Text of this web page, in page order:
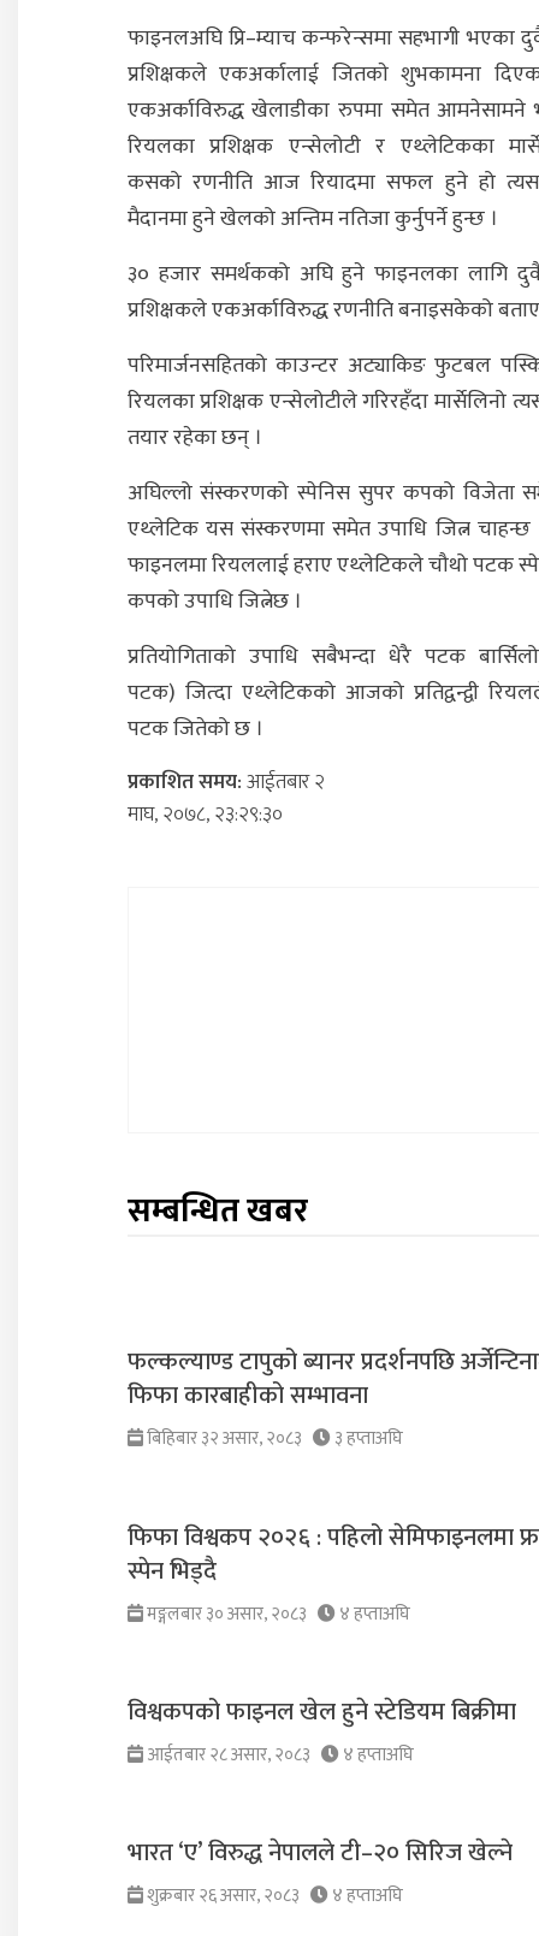
फाइनलअघि प्रि–म्याच कन्फरेन्समा सहभागी भएका
प्रशिक्षकले एकअर्कालाई जितकाे शुभकामना
एकअर्काविरुद्ध खेलाडीका रुपमा समेत
रियलका प्रशिक्षक एन्सेलोटी र एथ्लेटिकका
कसको रणनीति आज रियादमा सफल हुने हो
मैदानमा हुने खेलको अन्तिम नतिजा कुर्नुपर्ने हुन्छ ।
३० हजार समर्थकको अघि हुने फाइनलका लागि
प्रशिक्षकले एकअर्काविरुद्ध रणनीति बनाइसकेको
परिमार्जनसहितको काउन्टर अट्याकिङ फुटबल
रियलका प्रशिक्षक एन्सेलोटीले गरिरहँदा मार्सेलिनो
तयार रहेका छन् ।
अघिल्लो संस्करणको स्पेनिस सुपर कपको विजेता
एथ्लेटिक यस संस्करणमा समेत उपाधि जित्न
फाइनलमा रियललाई हराए एथ्लेटिकले चौथो पटक
कपको उपाधि जित्नेछ ।
प्रतियोगिताको उपाधि सबैभन्दा धेरै पटक
पटक) जित्दा एथ्लेटिकको आजको प्रतिद्वन्द्वी
पटक जितेको छ ।
प्रकाशित समय:आईतबार २
माघ, २०७८, २३:२९:३०
सम्बन्धित खबर
फल्कल्याण्ड टापुको ब्यानर प्रदर्शनपछि
फिफा कारबाहीको सम्भावना
बिहिबार ३२ असार, २०८३ ३ हप्ताअघि
फिफा विश्वकप २०२६ : पहिलो सेमिफाइनलमा
स्पेन भिड्दै
मङ्गलबार ३० असार, २०८३ ४ हप्ताअघि
विश्वकपको फाइनल खेल हुने स्टेडियम बिक्रीमा
आईतबार २८ असार, २०८३ ४ हप्ताअघि
भारत ‘ए’ विरुद्ध नेपालले टी–२० सिरिज खेल्ने
शुक्रबार २६ असार, २०८३ ४ हप्ताअघि